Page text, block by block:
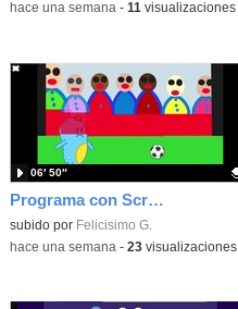
-hace una semana - 11 visualizaciones
Programa con Scratch Jr una barrera que se desplaza para dar sensación de movimiento
Contenido educativo.
subido por Felicisimo G.
06′ 50″
-hace una semana - 23visualizaciones